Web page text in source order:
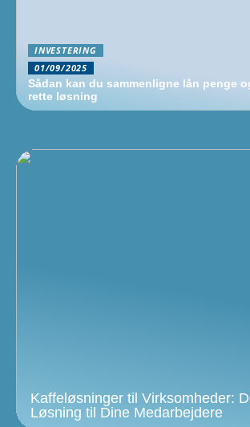
INVESTERING
01/09/2025
Sådan kan du sammenligne lån penge
rette løsning
Kaffeløsninger til Virksomheder:
Løsning til Dine Medarbejdere